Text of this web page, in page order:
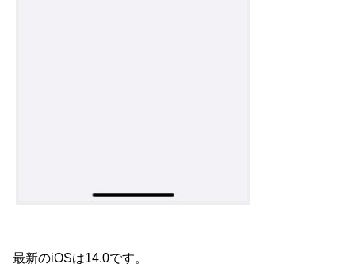
最新のiOSは14.0です。